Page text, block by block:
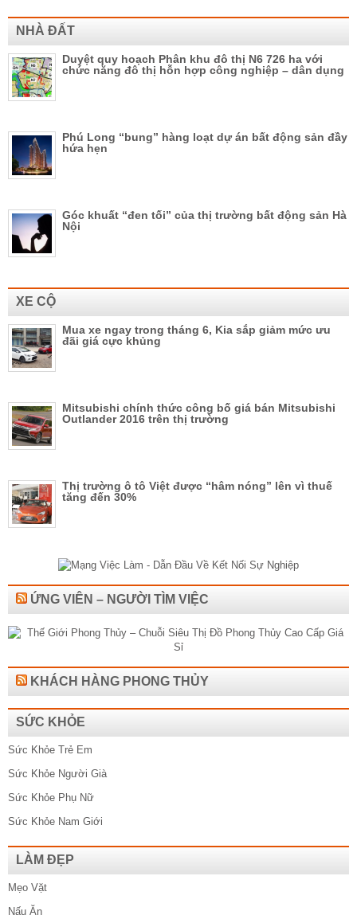
NHÀ ĐẤT
Duyệt quy hoạch Phân khu đô thị N6 726 ha với
chức năng đô thị hỗn hợp công nghiệp – dân dụng
Phú Long “bung” hàng loạt dự án bất động sản đầy
hứa hẹn
Góc khuất “đen tối” của thị trường bất động sản Hà
Nội
XE CỘ
Mua xe ngay trong tháng 6, Kia sắp giảm mức ưu
đãi giá cực khủng
Mitsubishi chính thức công bố giá bán Mitsubishi
Outlander 2016 trên thị trường
Thị trường ô tô Việt được “hâm nóng” lên vì thuế
tăng đến 30%
ỨNG VIÊN – NGƯỜI TÌM VIỆC
KHÁCH HÀNG PHONG THỦY
SỨC KHỎE
Sức Khỏe Trẻ Em
Sức Khỏe Người Già
Sức Khỏe Phụ Nữ
Sức Khỏe Nam Giới
LÀM ĐẸP
Mẹo Vặt
Nấu Ăn